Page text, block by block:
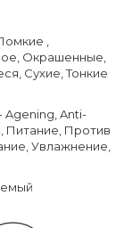
,
Окрашенные,
Сухие, Тонкие
Agening, Anti-
Питание, Против
Увлажнение,